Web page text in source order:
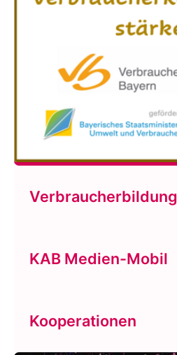
Verbraucherbildung
KAB Medien-Mobil
Kooperationen